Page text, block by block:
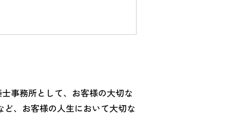
事務所として、お客様の大切な
、お客様の人生において大切な